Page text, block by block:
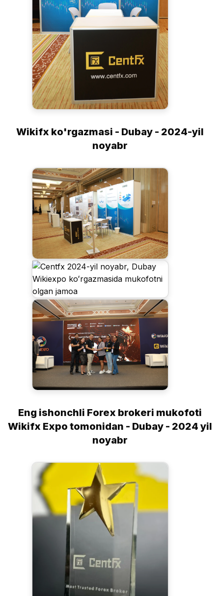
Wikifx ko'rgazmasi - Dubay - 2024-yil
noyabr
Eng ishonchli Forex brokeri mukofoti
Wikifx Expo tomonidan - Dubay - 2024 yil
noyabr